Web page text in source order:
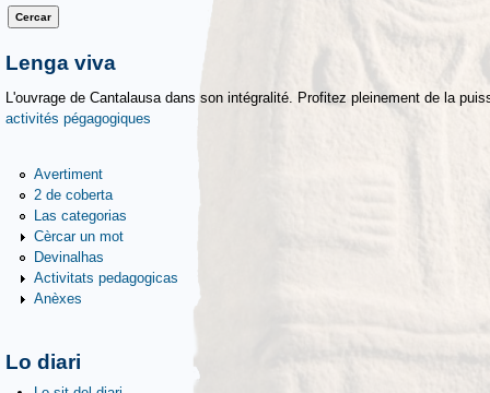
Lenga viva
L'ouvrage de Cantalausa dans son intégralité. Profitez pleinement de la
activités pégagogiques
Avertiment
2 de coberta
Las categorias
Cèrcar un mot
Devinalhas
Activitats pedagogicas
Anèxes
Lo diari